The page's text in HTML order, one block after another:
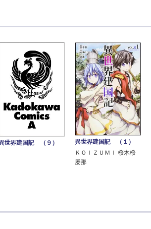
世界建国記 （９）
異世界建国記 （１）
ＫＯＩＺＵＭＩ 桜木桜
屡那